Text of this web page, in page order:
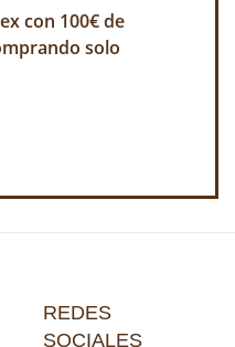
con 100€ de
solo
REDES
SOCIALES